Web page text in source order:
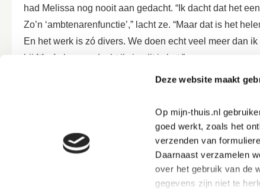
Deze website maakt
Op mijn-thuis.nl
goed werkt, zoals het
verzenden van
Daarnaast verzamelen
over het gebruik van de
gegevens zijn niet te
had Melissa nog nooit aan gedacht. “Ik dacht dat het
Zo’n ‘ambtenarenfunctie’,” lacht ze. “Maar dat is het
En het werk is zó divers. We doen echt veel meer dan
bij ’thuis begon, dacht ik: ja, dit is het.”
Iemand écht kunnen helpen
“Wat ik hier zo leuk vind, is dat we met zóveel
woningzoekenden, mensen met allerlei vragen – geen
woning, de andere keer met een huurachterstand of
Ze vindt het vooral mooi dat haar werk direct impact